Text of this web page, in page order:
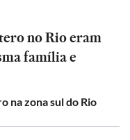
no Rio eram
família e
na zona sul do Rio